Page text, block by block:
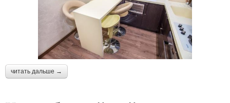
читать дальше →